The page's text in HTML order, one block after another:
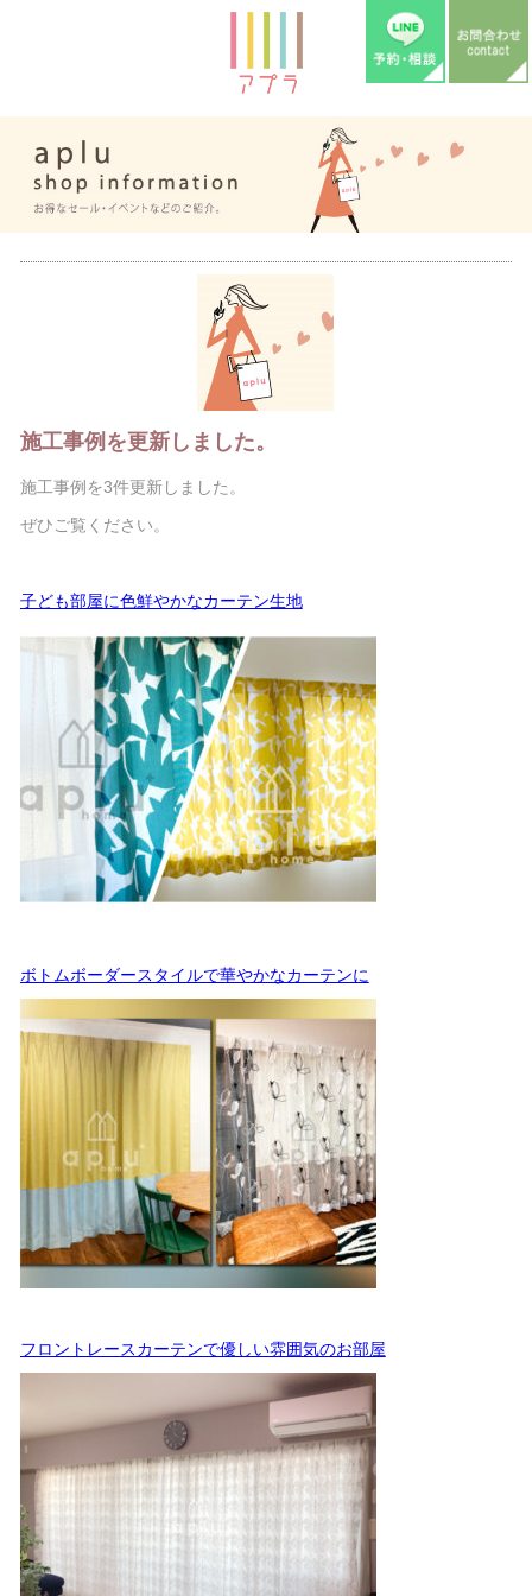
施工事例を更新しました。
施工事例を3件更新しました。
ぜひご覧ください。
子ども部屋に色鮮やかなカーテン生地
ボトムボーダースタイルで華やかなカーテンに
フロントレースカーテンで優しい雰囲気のお部屋